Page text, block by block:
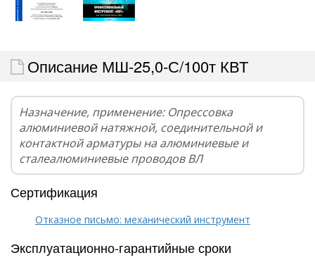
Описание МШ-25,0-С/100т КВТ
Назначение, применение: Опрессовка
алюминиевой натяжной, соединительной и
контактной арматуры на алюминиевые и
сталеалюминиевые проводов ВЛ
Сертификация
Отказное письмо: механический инструмент
Эксплуатационно-гарантийные сроки